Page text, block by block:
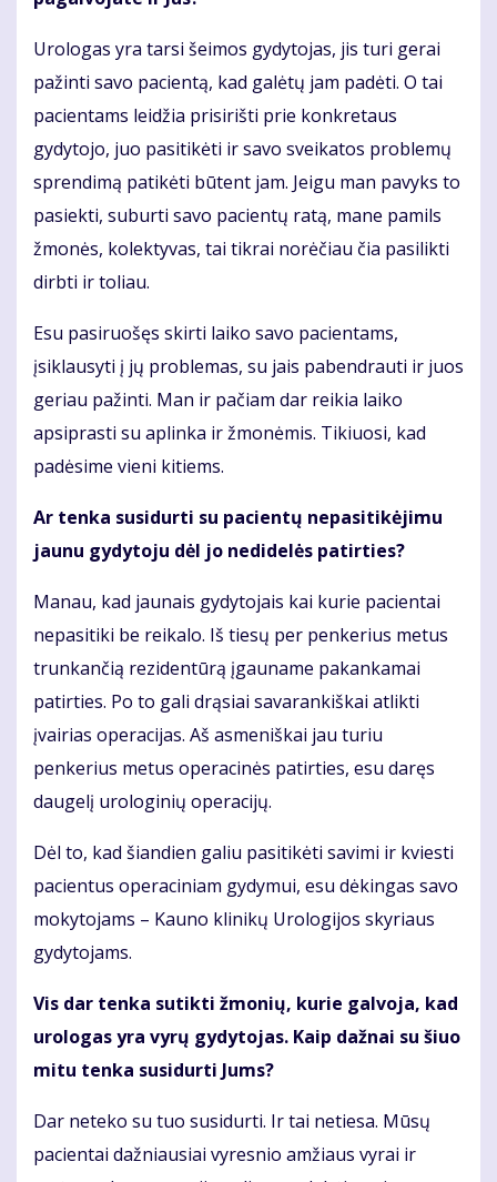
Urologas yra tarsi šeimos gydytojas, jis turi gerai
pažinti savo pacientą, kad galėtų jam padėti. O tai
pacientams leidžia prisirišti prie konkretaus
gydytojo, juo pasitikėti ir savo sveikatos problemų
sprendimą patikėti būtent jam. Jeigu man pavyks to
pasiekti, suburti savo pacientų ratą, mane pamils
žmonės, kolektyvas, tai tikrai norėčiau čia pasilikti
dirbti ir toliau.
Esu pasiruošęs skirti laiko savo pacientams,
įsiklausyti į jų problemas, su jais pabendrauti ir juos
geriau pažinti. Man ir pačiam dar reikia laiko
apsiprasti su aplinka ir žmonėmis. Tikiuosi, kad
padėsime vieni kitiems.
Ar tenka susidurti su pacientų nepasitikėjimu
jaunu gydytoju dėl jo nedidelės patirties?
Manau, kad jaunais gydytojais kai kurie pacientai
nepasitiki be reikalo. Iš tiesų per penkerius metus
trunkančią rezidentūrą įgauname pakankamai
patirties. Po to gali drąsiai savarankiškai atlikti
įvairias operacijas. Aš asmeniškai jau turiu
penkerius metus operacinės patirties, esu daręs
daugelį urologinių operacijų.
Dėl to, kad šiandien galiu pasitikėti savimi ir kviesti
pacientus operaciniam gydymui, esu dėkingas savo
mokytojams – Kauno klinikų Urologijos skyriaus
gydytojams.
Vis dar tenka sutikti žmonių, kurie galvoja, kad
urologas yra vyrų gydytojas. Kaip dažnai su šiuo
mitu tenka susidurti Jums?
Dar neteko su tuo susidurti. Ir tai netiesa. Mūsų
pacientai dažniausiai vyresnio amžiaus vyrai ir